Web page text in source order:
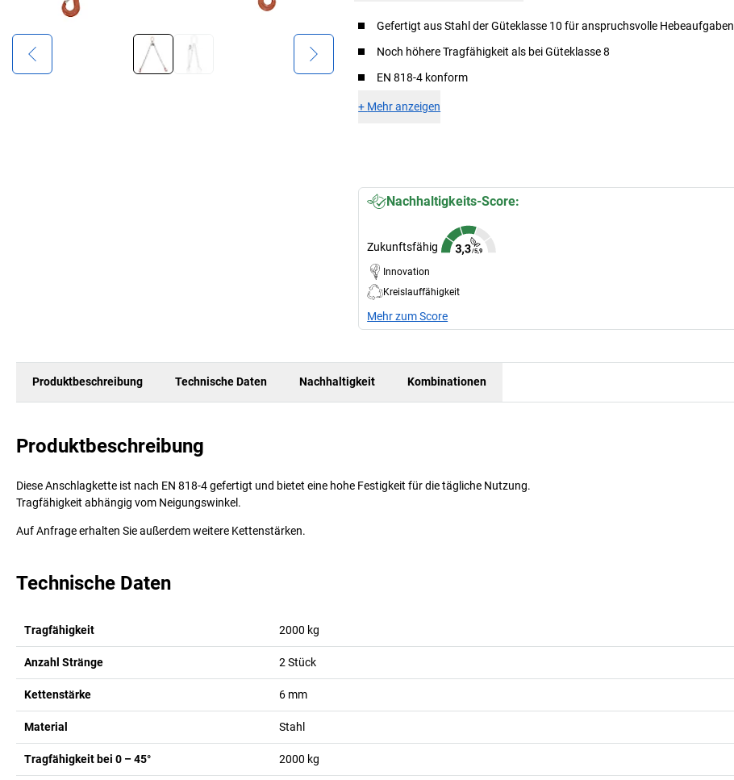
Gefertigt aus Stahl der Güteklasse 10 für anspruchsvolle Hebeaufgaben
Noch höhere Tragfähigkeit als bei Güteklasse 8
EN 818-4 konform
+ Mehr anzeigen
Nachhaltigkeits-Score:
Zukunftsfähig
Innovation
Kreislauffähigkeit
Mehr zum Score
Produktbeschreibung Technische Daten Nachhaltigkeit Kombinationen
Produktbeschreibung
Diese Anschlagkette ist nach EN 818-4 gefertigt und bietet eine hohe Festigkeit für die tägliche Nutzung.
Tragfähigkeit abhängig vom Neigungswinkel.
Auf Anfrage erhalten Sie außerdem weitere Kettenstärken.
Technische Daten
Tragfähigkeit 2000 kg
Anzahl Stränge 2 Stück
Kettenstärke 6 mm
Material Stahl
Tragfähigkeit bei 0 – 45° 2000 kg